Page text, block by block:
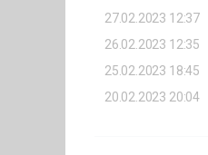
27.02.2023 12:37
26.02.2023 12:35
25.02.2023 18:45
20.02.2023 20:04